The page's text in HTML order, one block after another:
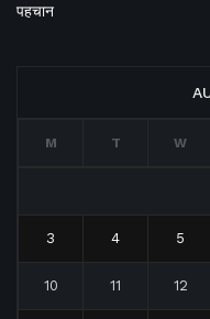
पहचान
M T W
3 4 5
10 11 12